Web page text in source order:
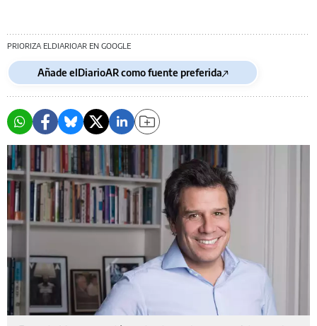
PRIORIZA ELDIARIOAR EN GOOGLE
Añade elDiarioAR como fuente preferida